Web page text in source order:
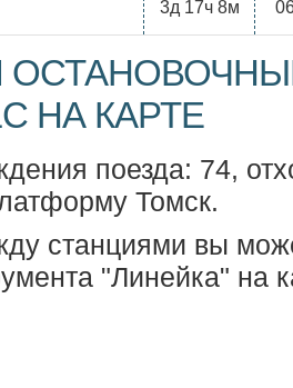
3д 17ч 8м
НА КАРТЕ
поезда: 74,
Томск.
станциями вы
"Линейка" на